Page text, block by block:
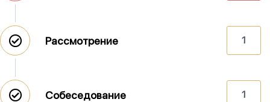
Рассмотрение 1
Собеседование 1